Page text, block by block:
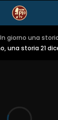
giorno una
una storia 21